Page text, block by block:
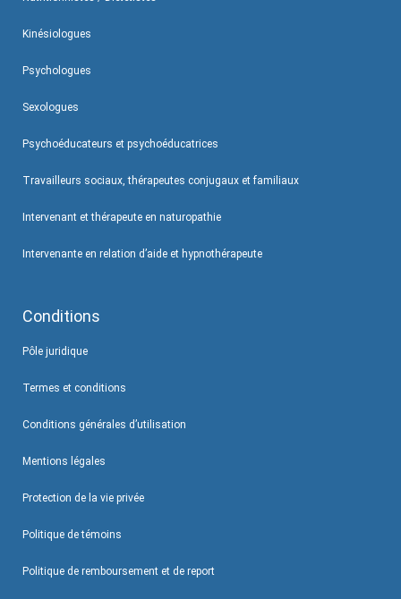
Kinésiologues
Psychologues
Sexologues
Psychoéducateurs et psychoéducatrices
Travailleurs sociaux, thérapeutes conjugaux et familiaux
Intervenant et thérapeute en naturopathie
Intervenante en relation d’aide et hypnothérapeute
Conditions
Pôle juridique
Termes et conditions
Conditions générales d’utilisation
Mentions légales
Protection de la vie privée
Politique de témoins
Politique de remboursement et de report